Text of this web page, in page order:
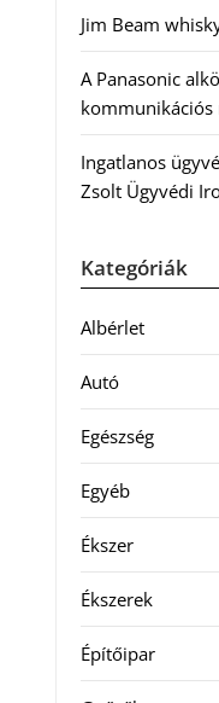
Jim Beam
A Panasonic
kommunikációs
Ingatlanos
Zsolt Ügyvédi
Kategóriák
Albérlet
Autó
Egészség
Egyéb
Ékszer
Ékszerek
Építőipar